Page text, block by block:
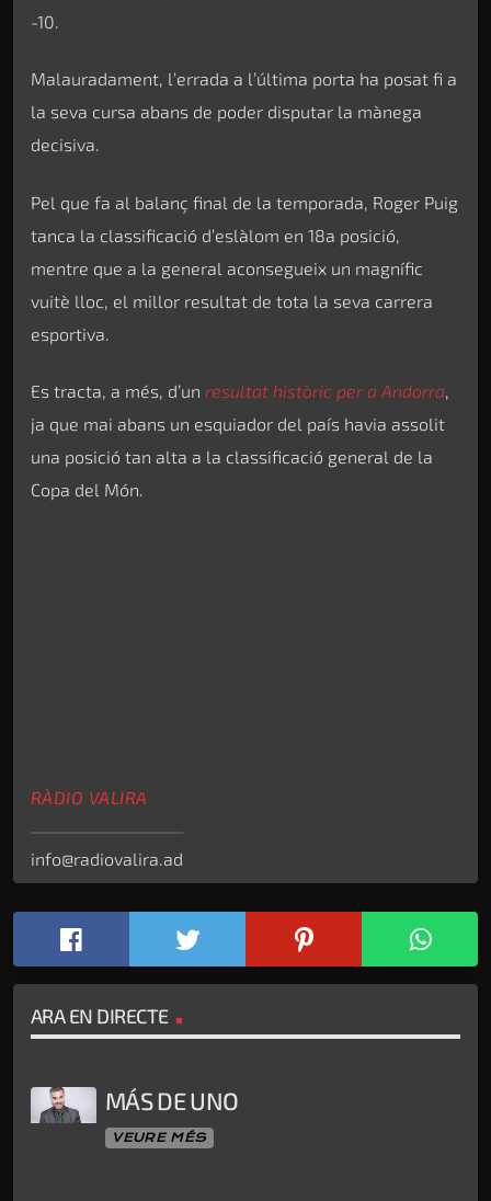
-10.
Malauradament, l’errada a l’última porta ha posat fi a
la seva cursa abans de poder disputar la mànega
decisiva.
Pel que fa al balanç final de la temporada, Roger Puig
tanca la classificació d’eslàlom en 18a posició,
mentre que a la general aconsegueix un magnífic
vuitè lloc, el millor resultat de tota la seva carrera
esportiva.
Es tracta, a més, d’un resultat històric per a Andorra,
ja que mai abans un esquiador del país havia assolit
una posició tan alta a la classificació general de la
Copa del Món.
RÀDIO VALIRA
info@radiovalira.ad
ARA EN DIRECTE
MÁS DE UNO
VEURE MÉS